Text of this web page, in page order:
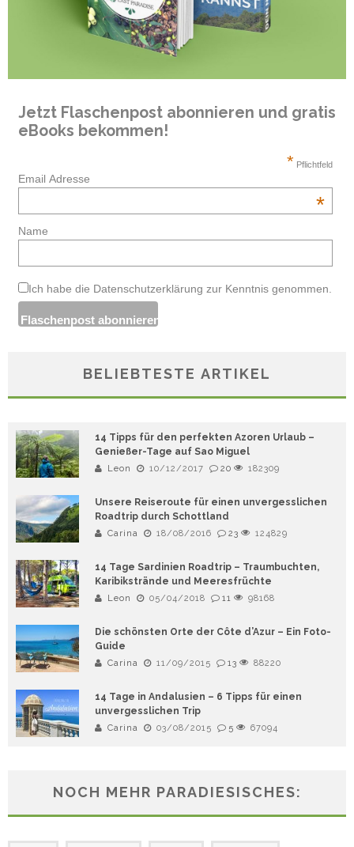
Jetzt Flaschenpost abonnieren und gratis
eBooks bekommen!
* Pflichtfeld
Email Adresse
*
Name
Ich habe die Datenschutzerklärung zur Kenntnis genommen.
BELIEBTESTE ARTIKEL
14 Tipps für den perfekten Azoren Urlaub –
Genießer-Tage auf Sao Miguel
Leon 10/12/2017 20 182309
Unsere Reiseroute für einen unvergesslichen
Roadtrip durch Schottland
Carina 18/08/2016 23 124829
14 Tage Sardinien Roadtrip – Traumbuchten,
Karibikstrände und Meeresfrüchte
Leon 05/04/2018 11 98168
Die schönsten Orte der Côte d’Azur – Ein Foto-
Guide
Carina 11/09/2015 13 88220
14 Tage in Andalusien – 6 Tipps für einen
unvergesslichen Trip
Carina 03/08/2015 5 67094
NOCH MEHR PARADIESISCHES: